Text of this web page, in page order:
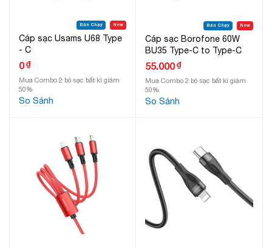
Bán Chạy New
Cáp sạc Usams U68 Type
- C
0₫
Mua Combo 2 bộ sạc bất kì giảm
50%
So Sánh
Bán Chạy New
Cáp sạc Borofone 60W
BU35 Type-C to Type-C
55.000₫
Mua Combo 2 bộ sạc bất kì giảm
50%
So Sánh